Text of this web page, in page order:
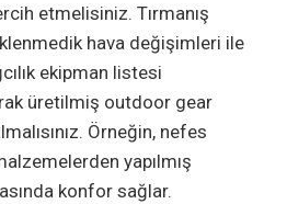
etmelisiniz. Tırmanış
hava değişimleri ile
ekipman listesi
üretilmiş outdoor gear
Örneğin, nefes
yapılmış
konfor sağlar.